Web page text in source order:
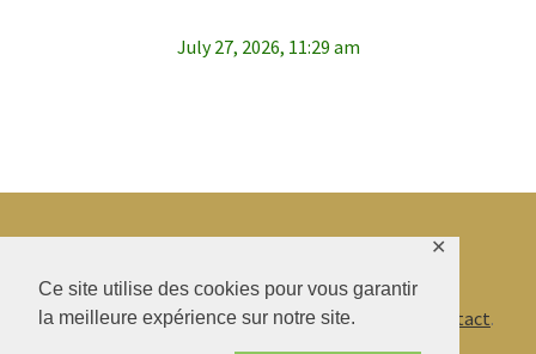
Ce site utilise des cookies pour vous garantir
la meilleure expérience sur notre site.
✕
July 27, 2026, 11:29 am
© BAO SHENTI 2026
Politique de confidentialité
CGV .Livraison Contact.